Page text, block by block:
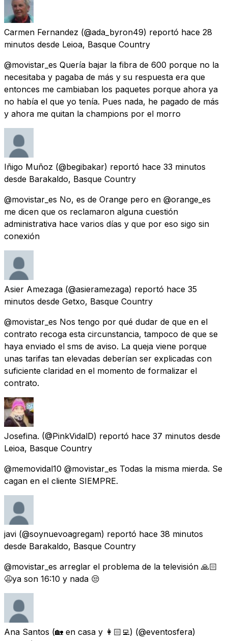
Carmen Fernandez (@ada_byron49) reportó hace 28
minutos desde Leioa, Basque Country
@movistar_es Quería bajar la fibra de 600 porque no la
necesitaba y pagaba de más y su respuesta era que
entonces me cambiaban los paquetes porque ahora ya
no había el que yo tenía. Pues nada, he pagado de más
y ahora me quitan la champions por el morro
Iñigo Muñoz (@begibakar) reportó hace 33 minutos
desde Barakaldo, Basque Country
@movistar_es No, es de Orange pero en @orange_es
me dicen que os reclamaron alguna cuestión
administrativa hace varios días y que por eso sigo sin
conexión
Asier Amezaga (@asieramezaga) reportó hace 35
minutos desde Getxo, Basque Country
@movistar_es Nos tengo por qué dudar de que en el
contrato recoga esta circunstancia, tampoco de que se
haya enviado el sms de aviso. La queja viene porque
unas tarifas tan elevadas deberían ser explicadas con
suficiente claridad en el momento de formalizar el
contrato.
Josefina. (@PinkVidalD) reportó hace 37 minutos desde
Leioa, Basque Country
@memovidal10 @movistar_es Todas la misma mierda. Se
cagan en el cliente SIEMPRE.
javi (@soynuevoagregam) reportó hace 38 minutos
desde Barakaldo, Basque Country
@movistar_es arreglar el problema de la televisión 🙏🏻
😩ya son 16:10 y nada 😒
Ana Santos (🏡 en casa y 👩🏻‍💻) (@eventosfera)